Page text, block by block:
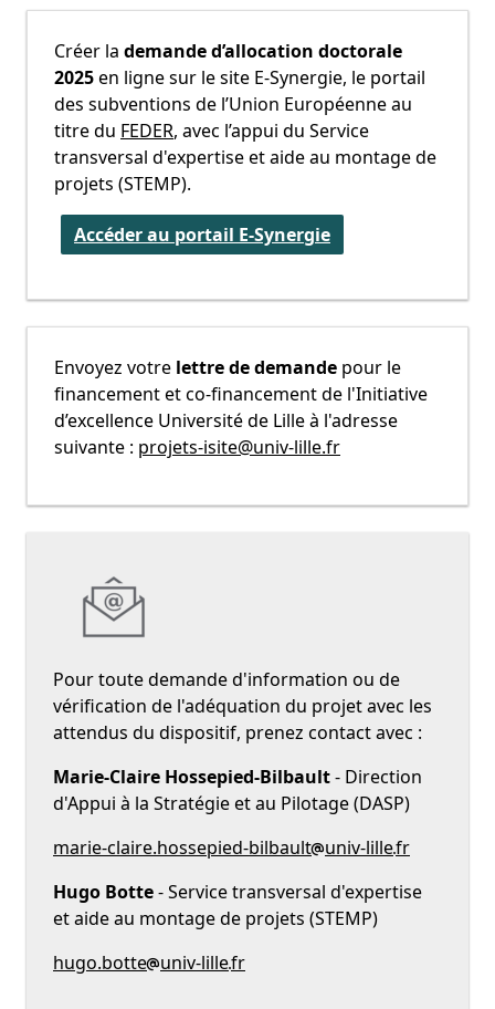
Créer la demande d’allocation doctorale
2025en ligne sur le site E-Synergie, le portail
des subventions de l’Union Européenne au
titre du FEDER, avec l’appui du Service
transversal d'expertise et aide au montage de
projets (STEMP).
Accéder au portail E-Synergie
Envoyez votre lettre de demande pour le
financement et co-financement de l'Initiative
d’excellence Université de Lille à l'adresse
suivante : projets-isite@univ-lille.fr
Pour toute demande d'information ou de
vérification de l'adéquation du projet avec les
attendus du dispositif, prenez contact avec :
Marie-Claire Hossepied-Bilbault- Direction
d'Appui à la Stratégie et au Pilotage (DASP)
marie-claire.hossepied-bilbault univ-lillefr
Hugo Botte- Service transversal d'expertise
et aide au montage de projets (STEMP)
hugo.botte univ-lillefr